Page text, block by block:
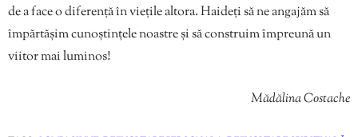
de a face o diferență în viețile altora. Haideți să ne angajăm să
împărtășim cunoștințele noastre și să construim împreună un
viitor mai luminos!
Mădălina Costache